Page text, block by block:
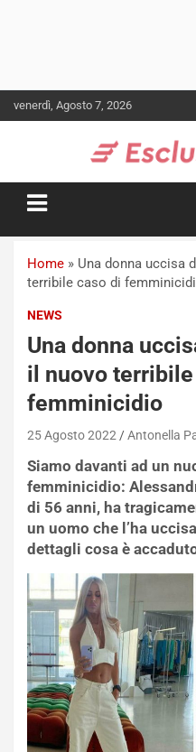
to
venerdì, Agosto 7, 2026
Home » Una donna uccisa
terribile caso di
NEWS
Una donna
il nuovo
femminicidio
25 Agosto 2022 Antonella
Siamo davanti ad un
femminicidio:
di 56 anni, ha
un uomo che l’ha
dettagli cosa è